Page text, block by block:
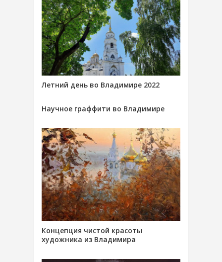
Летний день во Владимире 2022
Научное граффити во Владимире
Концепция чистой красоты
художника из Владимира